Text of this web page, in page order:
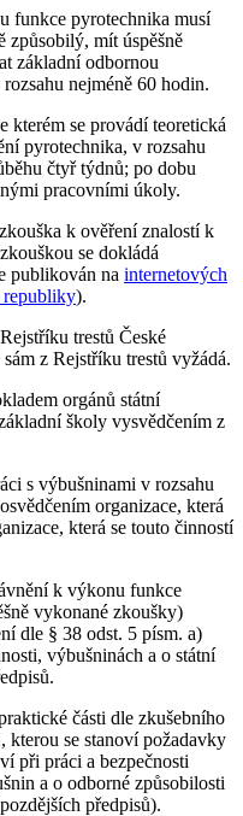
funkce pyrotechnika musí
způsobilý, mít úspěšně
základní odbornou
nejméně 60 hodin.
kterém se provádí teoretická
pyrotechnika, v rozsahu
čtyř týdnů; po dobu
pracovními úkoly.
k ověření znalostí k
se dokládá
publikován na internetových
republiky).
trestů České
z Rejstříku trestů vyžádá.
orgánů státní
školy vysvědčením z
s výbušninami v rozsahu
organizace, která
která se touto činností
k výkonu funkce
vykonané zkoušky)
dle § 38 odst. 5 písm. a)
výbušninách a o státní
části dle zkušebního
se stanoví požadavky
při práci a bezpečnosti
a o odborné způsobilosti
předpisů).